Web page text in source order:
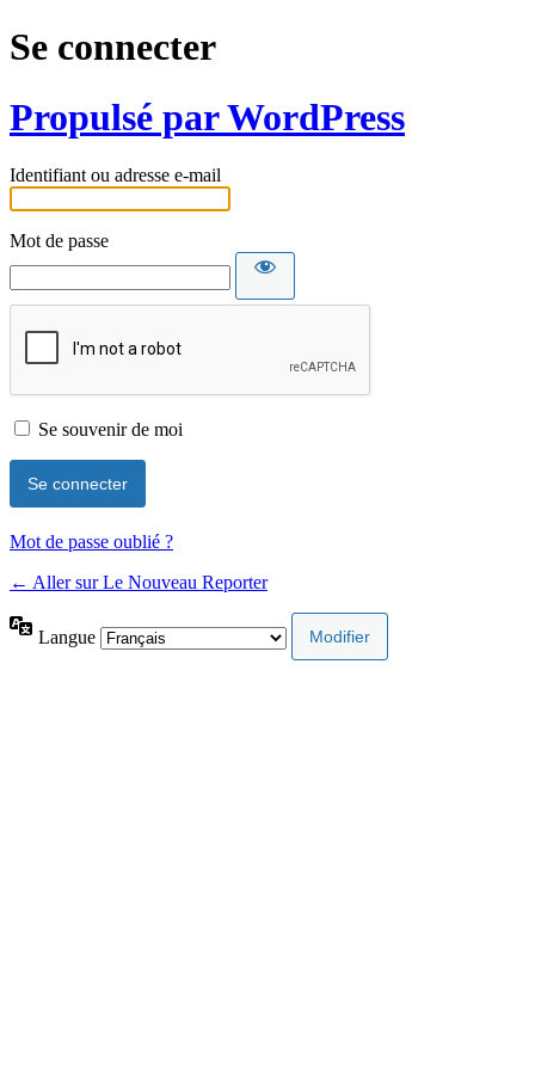
Se connecter
Propulsé par WordPress
Identifiant ou adresse e-mail
Mot de passe
Se souvenir de moi
Mot de passe oublié ?
← Aller sur Le Nouveau Reporter
Langue